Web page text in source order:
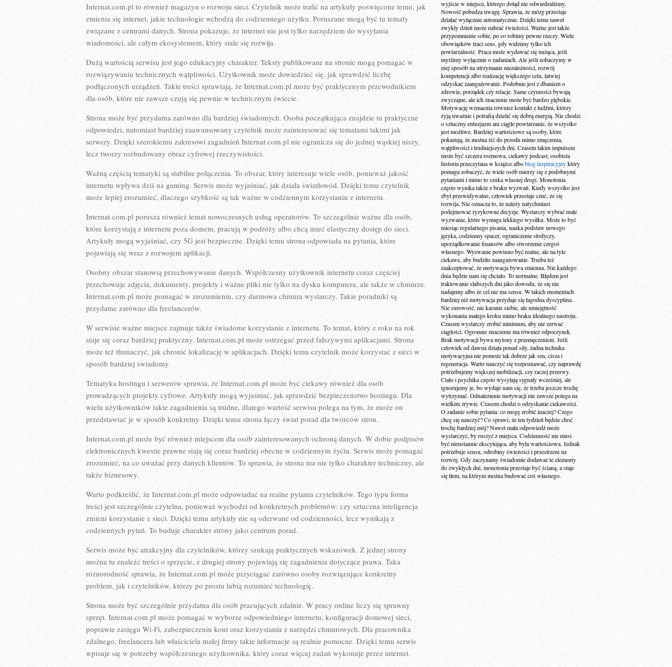
Internat.com.pl to również magazyn o rozwoju sieci. Czytelnik może trafić na artykuły poświęcone temu, jak
zmienia się internet, jakie technologie wchodzą do codziennego użytku. Poruszane mogą być tu tematy
związane z centrami danych. Strona pokazuje, że internet nie jest tylko narzędziem do wysyłania
wiadomości, ale całym ekosystemem, który stale się rozwija.
Dużą wartością serwisu jest jego edukacyjny charakter. Teksty publikowane na stronie mogą pomagać w
rozwiązywaniu technicznych wątpliwości. Użytkownik może dowiedzieć się, jak sprawdzić liczbę
podłączonych urządzeń. Takie treści sprawiają, że Internat.com.pl może być praktycznym przewodnikiem
dla osób, które nie zawsze czują się pewnie w technicznym świecie.
Strona może być przydatna zarówno dla bardziej świadomych. Osoba początkująca znajdzie tu praktyczne
odpowiedzi, natomiast bardziej zaawansowany czytelnik może zainteresować się tematami takimi jak
serwery. Dzięki szerokiemu zakresowi zagadnień Internat.com.pl nie ogranicza się do jednej wąskiej niszy,
lecz tworzy rozbudowany obraz cyfrowej rzeczywistości.
Ważną częścią tematyki są stabilne połączenia. To obszar, który interesuje wiele osób, ponieważ jakość
internetu wpływa dziś na gaming. Serwis może wyjaśniać, jak działa światłowód. Dzięki temu czytelnik
może lepiej zrozumieć, dlaczego szybkość są tak ważne w codziennym korzystaniu z internetu.
Internat.com.pl porusza również temat nowoczesnych usług operatorów. To szczególnie ważne dla osób,
które korzystają z internetu poza domem, pracują w podróży albo chcą mieć elastyczny dostęp do sieci.
Artykuły mogą wyjaśniać, czy 5G jest bezpieczne. Dzięki temu strona odpowiada na pytania, które
pojawiają się wraz z rozwojem aplikacji.
Osobny obszar stanowią przechowywanie danych. Współczesny użytkownik internetu coraz częściej
przechowuje zdjęcia, dokumenty, projekty i ważne pliki nie tylko na dysku komputera, ale także w chmurze.
Internat.com.pl może pomagać w zrozumieniu, czy darmowa chmura wystarczy. Takie poradniki są
przydatne zarówno dla freelancerów.
W serwisie ważne miejsce zajmuje także świadome korzystanie z internetu. To temat, który z roku na rok
staje się coraz bardziej praktyczny. Internat.com.pl może ostrzegać przed fałszywymi aplikacjami. Strona
może też tłumaczyć, jak chronić lokalizację w aplikacjach. Dzięki temu czytelnik może korzystać z sieci w
sposób bardziej świadomy.
Tematyka hostingu i serwerów sprawia, że Internat.com.pl może być ciekawy również dla osób
prowadzących projekty cyfrowe. Artykuły mogą wyjaśniać, jak sprawdzić bezpieczeństwo hostingu. Dla
wielu użytkowników takie zagadnienia są trudne, dlatego wartość serwisu polega na tym, że może on
przedstawiać je w sposób konkretny. Dzięki temu strona łączy świat porad dla twórców stron.
Internat.com.pl może być również miejscem dla osób zainteresowanych ochroną danych. W dobie podpisów
elektronicznych kwestie prawne stają się coraz bardziej obecne w codziennym życiu. Serwis może pomagać
zrozumieć, na co uważać przy danych klientów. To sprawia, że strona ma nie tylko charakter techniczny, ale
także biznesowy.
Warto podkreślić, że Internat.com.pl może odpowiadać na realne pytania czytelników. Tego typu forma
treści jest szczególnie czytelna, ponieważ wychodzi od konkretnych problemów: czy sztuczna inteligencja
zmieni korzystanie z sieci. Dzięki temu artykuły nie są oderwane od codzienności, lecz wynikają z
codziennych pytań. To buduje charakter strony jako centrum porad.
Serwis może być atrakcyjny dla czytelników, którzy szukają praktycznych wskazówek. Z jednej strony
można tu znaleźć treści o sprzęcie, z drugiej strony pojawiają się zagadnienia dotyczące prawa. Taka
różnorodność sprawia, że Internat.com.pl może przyciągać zarówno osoby rozwiązujące konkretny
problem, jak i czytelników, którzy po prostu lubią rozumieć technologię.
Strona może być szczególnie przydatna dla osób pracujących zdalnie. W pracy online liczy się sprawny
sprzęt. Internat.com.pl może pomagać w wyborze odpowiedniego internetu, konfiguracji domowej sieci,
poprawie zasięgu Wi-Fi, zabezpieczeniu kont oraz korzystaniu z narzędzi chmurowych. Dla pracownika
zdalnego, freelancera lub właściciela małej firmy takie informacje są realnie pomocne. Dzięki temu serwis
wpisuje się w potrzeby współczesnego użytkownika, który coraz więcej zadań wykonuje przez internet.
wyjście w miejsce, którego dotąd nie odwiedzaliśmy.
Nowość pobudza uwagę. Sprawia, że mózg przestaje
działać wyłącznie automatycznie. Dzięki temu nawet
zwykły dzień może nabrać świeżości. Ważne jest także
przypomnienie sobie, po co robimy pewne rzeczy. Wiele
obowiązków traci sens, gdy widzimy tylko ich
powtarzalność. Praca może wydawać się nużąca, jeśli
myślimy wyłącznie o zadaniach. Ale jeśli zobaczymy w
niej sposób na utrzymanie niezależności, rozwój
kompetencji albo realizację większego celu, łatwiej
odzyskać zaangażowanie. Podobnie jest z dbaniem o
zdrowie, porządek czy relacje. Same czynności bywają
zwyczajne, ale ich znaczenie może być bardzo głębokie.
Motywację wzmacnia również kontakt z ludźmi, którzy
żyją uważnie i potrafią dzielić się dobrą energią. Nie chodzi
o sztuczny entuzjazm ani ciągłe powtarzanie, że wszystko
jest możliwe. Bardziej wartościowe są osoby, które
pokazują, że można iść do przodu mimo zmęczenia,
wątpliwości i trudniejszych dni. Czasem takim impulsem
może być szczera rozmowa, ciekawy podcast, osobista
historia przeczytana w książce alboblog inspiracyjnyktóry
pomaga zobaczyć, że wiele osób mierzy się z podobnymi
pytaniami i mimo to szuka własnej drogi. Monotonia
często wynika także z braku wyzwań. Kiedy wszystko jest
zbyt przewidywalne, człowiek przestaje czuć, że się
rozwija. Nie oznacza to, że należy natychmiast
podejmować ryzykowne decyzje. Wystarczy wybrać małe
wyzwanie, które wymaga lekkiego wysiłku. Może to być
miesiąc regularnego pisania, nauka podstaw nowego
języka, codzienny spacer, ograniczenie słodyczy,
uporządkowanie finansów albo stworzenie czegoś
własnego. Wyzwanie powinno być realne, ale na tyle
ciekawe, aby budziło zaangażowanie. Trzeba też
zaakceptować, że motywacja bywa zmienna. Nie każdego
dnia będzie nam się chciało. To normalne. Błędem jest
traktowanie słabszych dni jako dowodu, że się nie
nadajemy albo że cel nie ma sensu. W takich momentach
bardziej niż motywacja przydaje się łagodna dyscyplina.
Nie surowość, nie karanie siebie, ale umiejętność
wykonania małego kroku mimo braku idealnego nastroju.
Czasem wystarczy zrobić minimum, aby nie zerwać
ciągłości. Ogromne znaczenie ma również odpoczynek.
Brak motywacji bywa mylony z przemęczeniem. Jeśli
człowiek od dawna działa ponad siły, żadna technika
motywacyjna nie pomoże tak dobrze jak sen, cisza i
regeneracja. Warto nauczyć się rozpoznawać, czy naprawdę
potrzebujemy większej mobilizacji, czy raczej przerwy.
Ciało i psychika często wysyłają sygnały wcześniej, ale
ignorujemy je, bo wydaje nam się, że trzeba jeszcze trochę
wytrzymać. Odnalezienie motywacji nie zawsze polega na
wielkim zrywie. Czasem chodzi o odzyskanie ciekawości.
O zadanie sobie pytania: co mogę zrobić inaczej? Czego
chcę się nauczyć? Co sprawi, że ten tydzień będzie choć
trochę bardziej mój? Nawet mała odpowiedź może
wystarczyć, by ruszyć z miejsca. Codzienność nie musi
być nieustannie ekscytująca, aby była wartościowa. Jednak
potrzebuje sensu, odrobiny świeżości i przestrzeni na
rozwój. Gdy zaczynamy świadomie dodawać te elementy
do zwykłych dni, monotonia przestaje być ścianą, a staje
się tłem, na którym można budować coś własnego.